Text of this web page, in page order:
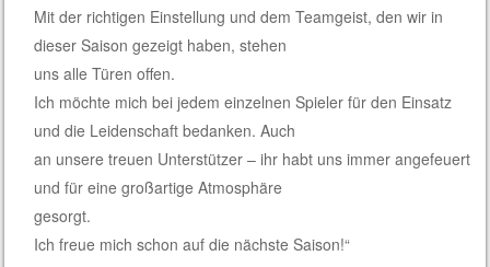
Mit der richtigen Einstellung und dem Teamgeist, den wir in
dieser Saison gezeigt haben, stehen
uns alle Türen offen.
Ich möchte mich bei jedem einzelnen Spieler für den Einsatz
und die Leidenschaft bedanken. Auch
an unsere treuen Unterstützer – ihr habt uns immer angefeuert
und für eine großartige Atmosphäre
gesorgt.
Ich freue mich schon auf die nächste Saison!“